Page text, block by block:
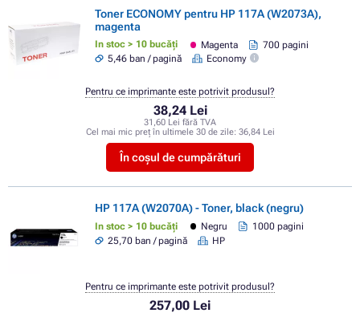
Toner ECONOMY pentru HP 117A (W2073A),
magenta
In stoc > 10 bucăți Magenta
700 pagini
5,46 ban / pagină
Economy
38,24 Lei
31,60 Lei fără TVA
Cel mai mic preț în ultimele 30 de zile: 36,84 Lei
În coșul de cumpărături
Pentru ce imprimante este potrivit produsul?
HP 117A (W2070A) - Toner, black (negru)
In stoc > 10 bucăți Negru
1000 pagini
25,70 ban / pagină
HP
257,00 Lei
Pentru ce imprimante este potrivit produsul?